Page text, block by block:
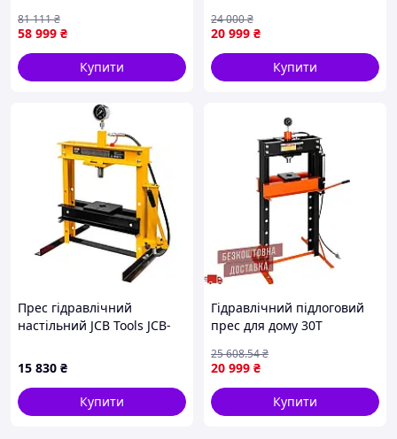
58 999 ₴
81 111₴
Купити
гідравлічний
пресувальний верстат
гідропрес з боковим
насосом
20 999 ₴
24 000₴
Купити
Прес гідравлічний
настільний JCB Tools JCB-
15 830 ₴
Купити
Гідравлічний підлоговий
прес для дому 30Т
прес для сто
20 999 ₴
25 608.54₴
Купити